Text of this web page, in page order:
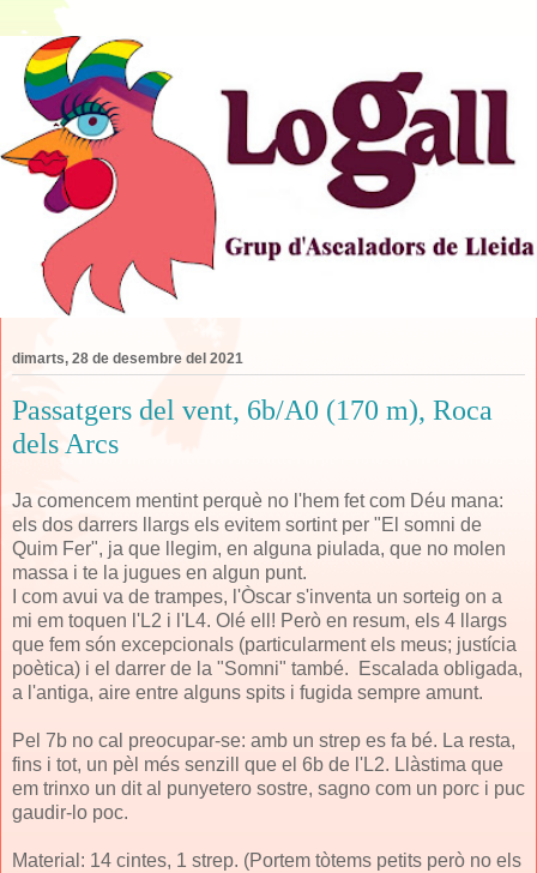
dimarts, 28 de desembre del 2021
Passatgers del vent, 6b/A0 (170 m), Roca
dels Arcs
Ja comencem mentint perquè no l'hem fet com Déu mana:
els dos darrers llargs els evitem sortint per "El somni de
Quim Fer", ja que llegim, en alguna piulada, que no molen
massa i te la jugues en algun punt.
I com avui va de trampes, l'Òscar s'inventa un sorteig on a
mi em toquen l'L2 i l'L4. Olé ell! Però en resum, els 4 llargs
que fem són excepcionals (particularment els meus; justícia
poètica) i el darrer de la "Somni" també. Escalada obligada,
a l'antiga, aire entre alguns spits i fugida sempre amunt.
Pel 7b no cal preocupar-se: amb un strep es fa bé. La resta,
fins i tot, un pèl més senzill que el 6b de l'L2. Llàstima que
em trinxo un dit al punyetero sostre, sagno com un porc i puc
gaudir-lo poc.
Material: 14 cintes, 1 strep. (Portem tòtems petits però no els